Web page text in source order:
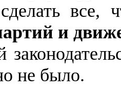
сделать все,
и
не было.